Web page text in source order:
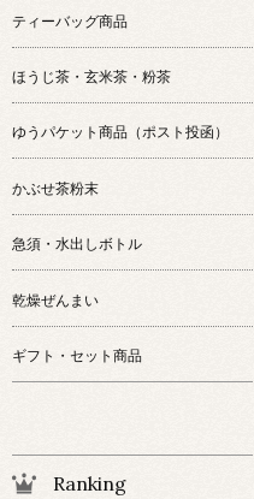
ティーバッグ商品
ほうじ茶・玄米茶・粉茶
ゆうパケット商品（ポスト投函）
かぶせ茶粉末
急須・水出しボトル
乾燥ぜんまい
ギフト・セット商品
Ranking